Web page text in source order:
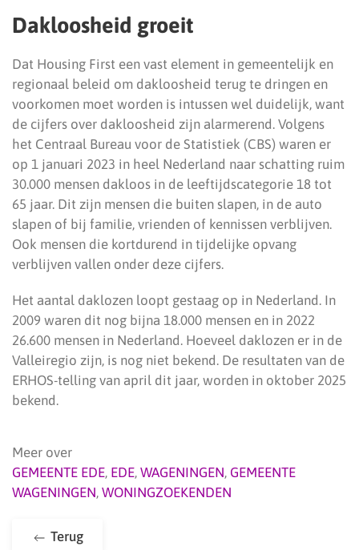
Dakloosheid groeit
Dat Housing First een vast element in gemeentelijk en
regionaal beleid om dakloosheid terug te dringen en
voorkomen moet worden is intussen wel duidelijk, want
de cijfers over dakloosheid zijn alarmerend. Volgens
het Centraal Bureau voor de Statistiek (CBS) waren er
op 1 januari 2023 in heel Nederland naar schatting ruim
30.000 mensen dakloos in de leeftijdscategorie 18 tot
65 jaar. Dit zijn mensen die buiten slapen, in de auto
slapen of bij familie, vrienden of kennissen verblijven.
Ook mensen die kortdurend in tijdelijke opvang
verblijven vallen onder deze cijfers.
Het aantal daklozen loopt gestaag op in Nederland. In
2009 waren dit nog bijna 18.000 mensen en in 2022
26.600 mensen in Nederland. Hoeveel daklozen er in de
Valleiregio zijn, is nog niet bekend. De resultaten van de
ERHOS-telling van april dit jaar, worden in oktober 2025
bekend.
Meer over
GEMEENTE EDE, EDE, WAGENINGEN, GEMEENTE
WAGENINGEN, WONINGZOEKENDEN
Terug